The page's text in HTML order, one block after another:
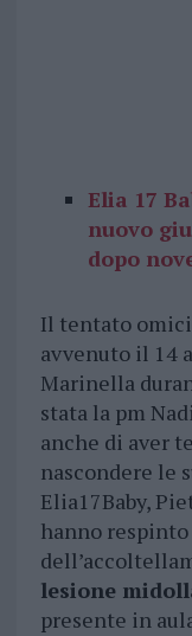
Elia 17
nuovo
dopo
Il tentato
avvenuto il 14
Marinella
stata la pm
anche di aver
nascondere le
Elia17Baby,
hanno
lesione
presente in